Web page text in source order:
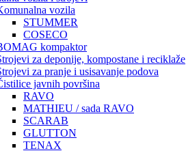
vozila
STUMMER
COSECO
kompaktor
za deponije, kompostane i reciklaže
za pranje i usisavanje podova
javnih površina
RAVO
MATHIEU / sada RAVO
SCARAB
GLUTTON
TENAX